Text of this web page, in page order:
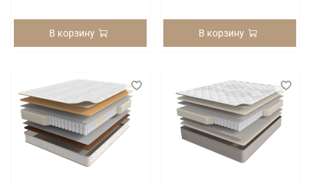
В корзину В корзину